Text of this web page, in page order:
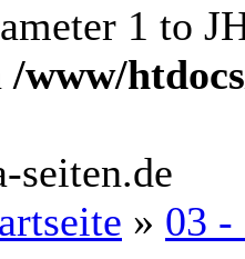
1 to
/www/
seiten.de
» 03 -